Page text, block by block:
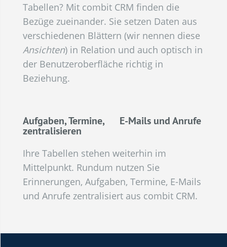
Tabellen? Mit combit CRM finden die
Bezüge zueinander. Sie setzen Daten aus
verschiedenen Blättern (wir nennen diese
Ansichten) in Relation und auch optisch in
der Benutzeroberfläche richtig in
Beziehung.
Aufgaben, Termine, E-Mails und Anrufe
zentralisieren
Ihre Tabellen stehen weiterhin im
Mittelpunkt. Rundum nutzen Sie
Erinnerungen, Aufgaben, Termine, E-Mails
und Anrufe zentralisiert aus combit CRM.